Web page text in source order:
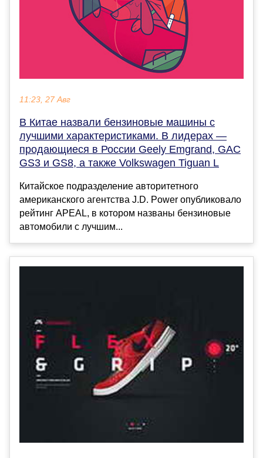
11:23, 27 Авг
В Китае назвали бензиновые машины с
лучшими характеристиками. В лидерах —
продающиеся в России Geely Emgrand, GAC
GS3 и GS8, а также Volkswagen Tiguan L
Китайское подразделение авторитетного
американского агентства J.D. Power опубликовало
рейтинг APEAL, в котором названы бензиновые
автомобили с лучшим...